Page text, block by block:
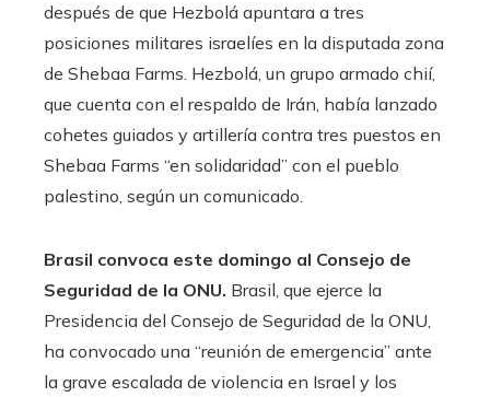
después de que Hezbolá apuntara a tres
posiciones militares israelíes en la disputada zona
de Shebaa Farms. Hezbolá, un grupo armado chií,
que cuenta con el respaldo de Irán, había lanzado
cohetes guiados y artillería contra tres puestos en
Shebaa Farms “en solidaridad” con el pueblo
palestino, según un comunicado.
Brasil convoca este domingo al Consejo de
Seguridad de la ONU. Brasil, que ejerce la
Presidencia del Consejo de Seguridad de la ONU,
ha convocado una “reunión de emergencia” ante
la grave escalada de violencia en Israel y los